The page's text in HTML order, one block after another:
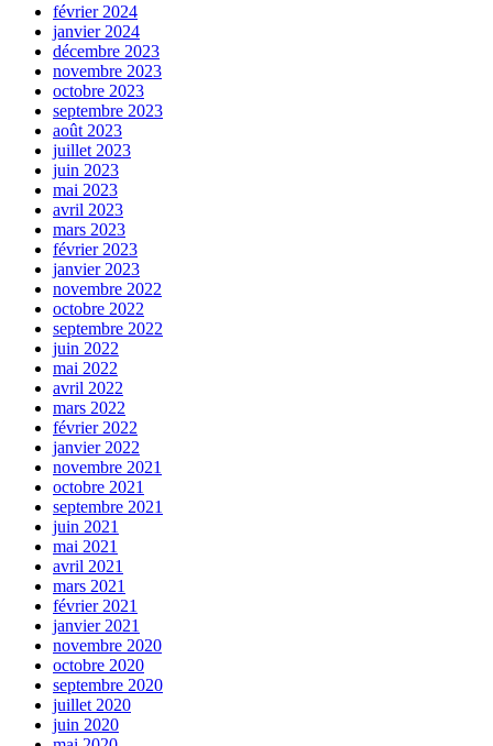
février 2024
janvier 2024
décembre 2023
novembre 2023
octobre 2023
septembre 2023
août 2023
juillet 2023
juin 2023
mai 2023
avril 2023
mars 2023
février 2023
janvier 2023
novembre 2022
octobre 2022
septembre 2022
juin 2022
mai 2022
avril 2022
mars 2022
février 2022
janvier 2022
novembre 2021
octobre 2021
septembre 2021
juin 2021
mai 2021
avril 2021
mars 2021
février 2021
janvier 2021
novembre 2020
octobre 2020
septembre 2020
juillet 2020
juin 2020